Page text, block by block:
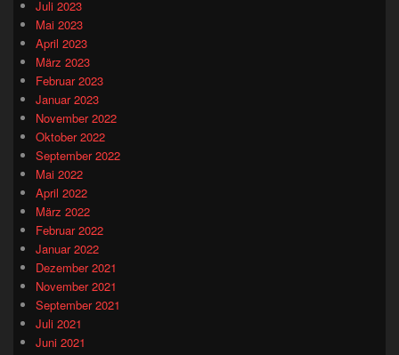
Juli 2023
Mai 2023
April 2023
März 2023
Februar 2023
Januar 2023
November 2022
Oktober 2022
September 2022
Mai 2022
April 2022
März 2022
Februar 2022
Januar 2022
Dezember 2021
November 2021
September 2021
Juli 2021
Juni 2021